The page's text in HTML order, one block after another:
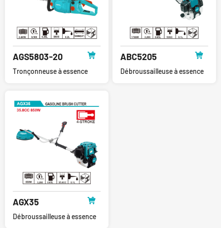
AGS5803-20
Tronçonneuse à essence
ABC5205
Débroussailleuse à essence
AGX35
Débroussailleuse à essence